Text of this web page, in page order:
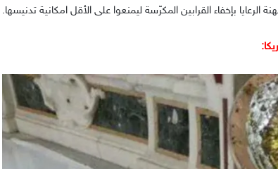
الرعايا بإخفاء القرابين المكرّسة ليمنعوا على الأقل امكانية تدنيسها.